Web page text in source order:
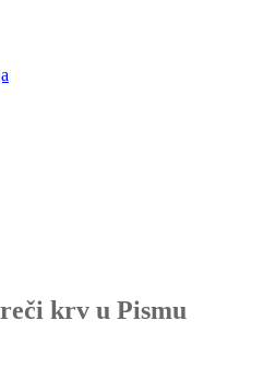
krv u Pismu